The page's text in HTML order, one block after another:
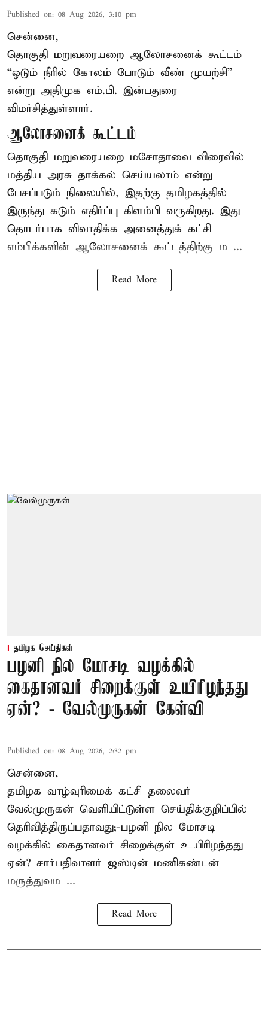
Published on: 08 Aug 2026, 3:10 pm
சென்னை,
தொகுதி மறுவரையறை ஆலோசனைக் கூட்டம்
“ஓடும் நீரில் கோலம் போடும் வீண் முயற்சி”
என்று அதிமுக எம்.பி. இன்பதுரை
விமர்சித்துள்ளார்.
ஆலோசனைக் கூட்டம்
தொகுதி மறுவரையறை மசோதாவை விரைவில்
மத்திய அரசு தாக்கல் செய்யலாம் என்று
பேசப்படும் நிலையில், இதற்கு தமிழகத்தில்
இருந்து கடும் எதிர்ப்பு கிளம்பி வருகிறது. இது
தொடர்பாக விவாதிக்க அனைத்துக் கட்சி
எம்பிக்களின் ஆலோசனைக் கூட்டத்திற்கு ம ...
Read More
தமிழக செய்திகள்
பழனி நில மோசடி வழக்கில்
கைதானவர் சிறைக்குள் உயிரிழந்தது
ஏன்? - வேல்முருகன் கேள்வி
Published on: 08 Aug 2026, 2:32 pm
சென்னை,
தமிழக வாழ்வுரிமைக் கட்சி தலைவர்
வேல்முருகன் வெளியிட்டுள்ள செய்திக்குறிப்பில்
தெரிவித்திருப்பதாவது;-பழனி நில மோசடி
வழக்கில் கைதானவர் சிறைக்குள் உயிரிழந்தது
ஏன்? சார்பதிவாளர் ஜஸ்டின் மணிகண்டன்
மருத்துவம ...
Read More